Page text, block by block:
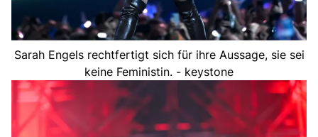
Sarah Engels rechtfertigt sich für ihre Aussage, sie sei
keine Feministin. - keystone